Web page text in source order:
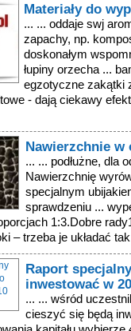
Materiały do
... ... oddaje swj
zapachy, np.
doskonałym
łupiny orzecha ...
egzotyczne zakątki
- dają ciekawy
Nawierzchnie w
... ... podłużne, dla
Nawierzchnię
specjalnym
sprawdzeniu ...
1:3.Dobre
– trzeba je układać
Raport
inwestować w
... ... wśród
cieszyć się będą